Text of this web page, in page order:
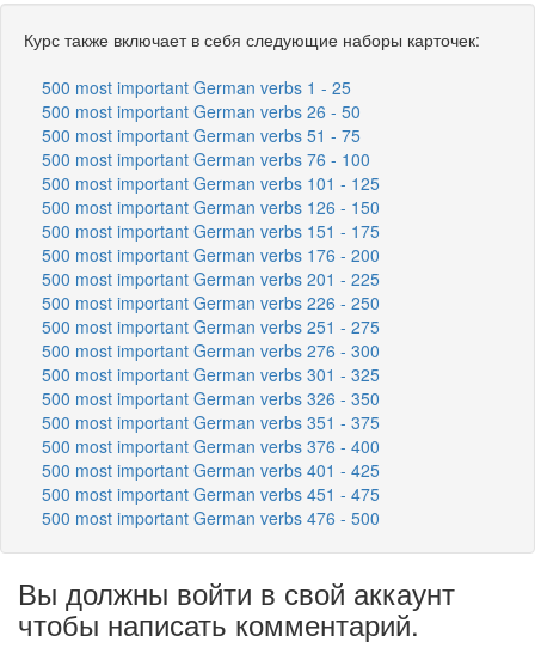
Курс также включает в себя следующие наборы карточек:
500 most important German verbs 1 - 25
500 most important German verbs 26 - 50
500 most important German verbs 51 - 75
500 most important German verbs 76 - 100
500 most important German verbs 101 - 125
500 most important German verbs 126 - 150
500 most important German verbs 151 - 175
500 most important German verbs 176 - 200
500 most important German verbs 201 - 225
500 most important German verbs 226 - 250
500 most important German verbs 251 - 275
500 most important German verbs 276 - 300
500 most important German verbs 301 - 325
500 most important German verbs 326 - 350
500 most important German verbs 351 - 375
500 most important German verbs 376 - 400
500 most important German verbs 401 - 425
500 most important German verbs 451 - 475
500 most important German verbs 476 - 500
Вы должны войти в свой аккаунт
чтобы написать комментарий.